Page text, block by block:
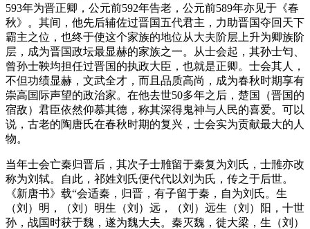
593年为晋正卿，公元前592年告老，公元前589年亦见于《春
秋》。其间，他先后辅佐过晋国五代君主，力助晋国夺回天下
霸主之位，也终于使这个家族的地位从大夫阶层上升为卿族阶
层，成为晋国政坛最显赫的家族之一。从士会起，其孙士匄、
曾孙士鞅均担任过晋国的执政大臣，也就是正卿。士会其人，
不但功绩显赫，文武全才，而且品质高尚，成为春秋时期享有
崇高国际声望的政治家。在他去世50多年之后，楚国（晋国的
宿敌）君臣依然仰慕其德，称其深得鬼神与人民的喜爱。可以
说，古老的陶唐氏在春秋时期的复兴，士会实为贡献最大的人
物。
当年士会亡秦归晋后，其次子士雃留于秦复为刘氏，士雃亦改
称为刘轼。自此，祁姓刘氏便代代以刘为氏，传之于后世。
《新唐书》载“会适秦，归晋，有子留于秦，自为刘氏。生
（刘）明，（刘）明生（刘）远，（刘）远生（刘）阳，十世
孙，战国时获于魏，遂为魏大夫。秦灭魏，徙大梁，生（刘）